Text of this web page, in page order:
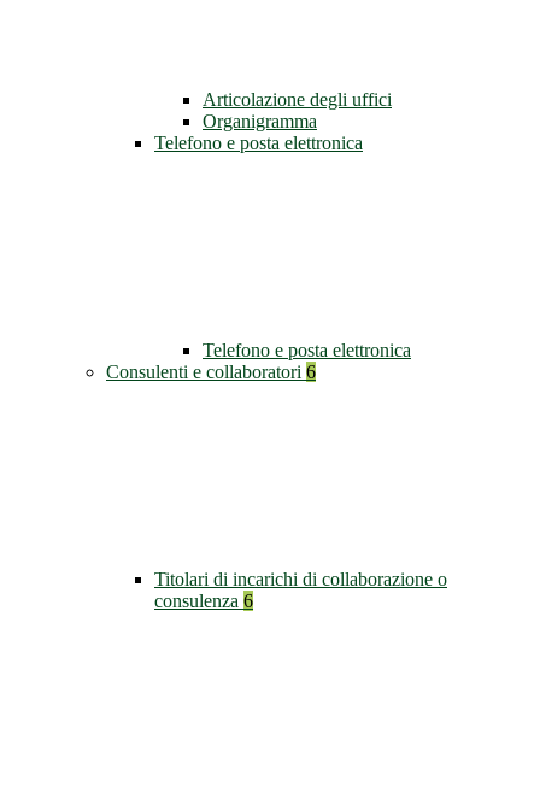
Articolazione degli uffici
Organigramma
Telefono e posta elettronica
Telefono e posta elettronica
Consulenti e collaboratori 6
Titolari di incarichi di collaborazione o
consulenza 6